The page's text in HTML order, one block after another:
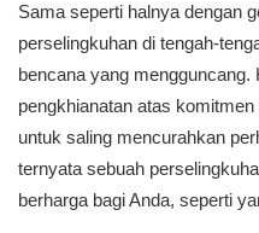
Sama seperti halnya dengan
perselingkuhan di tengah-
bencana yang mengguncang.
pengkhianatan atas
untuk saling mencurahkan
ternyata sebuah
berharga bagi Anda, seperti